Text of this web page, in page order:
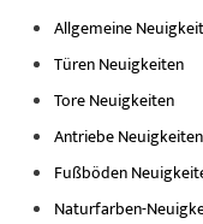
Allgemeine
Türen Neuigkeiten
Tore Neuigkeiten
Antriebe Neuigkeiten
Fußböden
Naturfarben-